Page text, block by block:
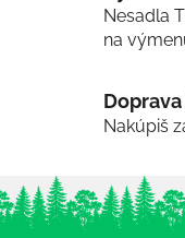
Nesadla
na
Doprava
Nakúpiš